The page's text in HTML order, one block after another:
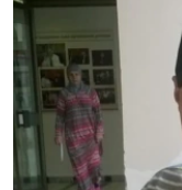
TÜRKMENÇE
Все сайты РСЕ/РС